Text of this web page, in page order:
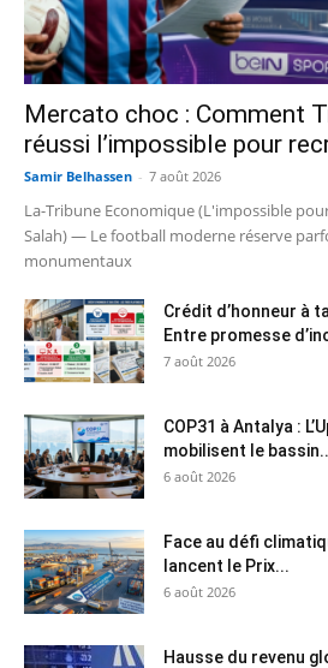
Mercato choc : Comment
réussi l’impossible pour
Samir Belhassen - 7 août 2026
La-Tribune Economique (L'impossible
Salah) — Le football moderne réserve
monumentaux
Crédit d’honneur à
Entre promesse
7 août 2026
COP31 à Antalya :
mobilisent le
6 août 2026
Face au défi
lancent le Prix...
6 août 2026
Hausse du revenu